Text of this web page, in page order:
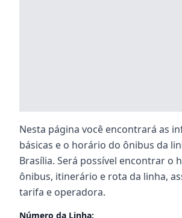
Nesta página você encontrará as
básicas e o horário do ônibus da
Brasília. Será possível encontrar o
ônibus, itinerário e rota da linha,
tarifa e operadora.
Número da Linha: